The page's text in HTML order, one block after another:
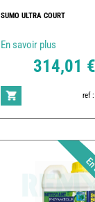
SUMO ULTRA COURT
En savoir plus
314,01 €
ref :